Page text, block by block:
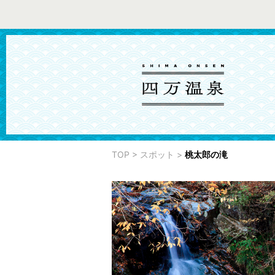
TOP > スポット > 桃太郎の滝